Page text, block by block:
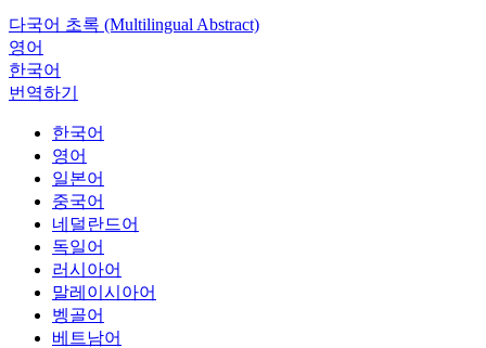
다국어 초록 (Multilingual Abstract)
영어
한국어
번역하기
한국어
영어
일본어
중국어
네덜란드어
독일어
러시아어
말레이시아어
벵골어
베트남어